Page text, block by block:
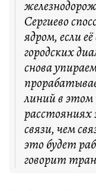
Сергиево
ядром, если
городских
снова
линий в
связи, чем
это будет
говорит